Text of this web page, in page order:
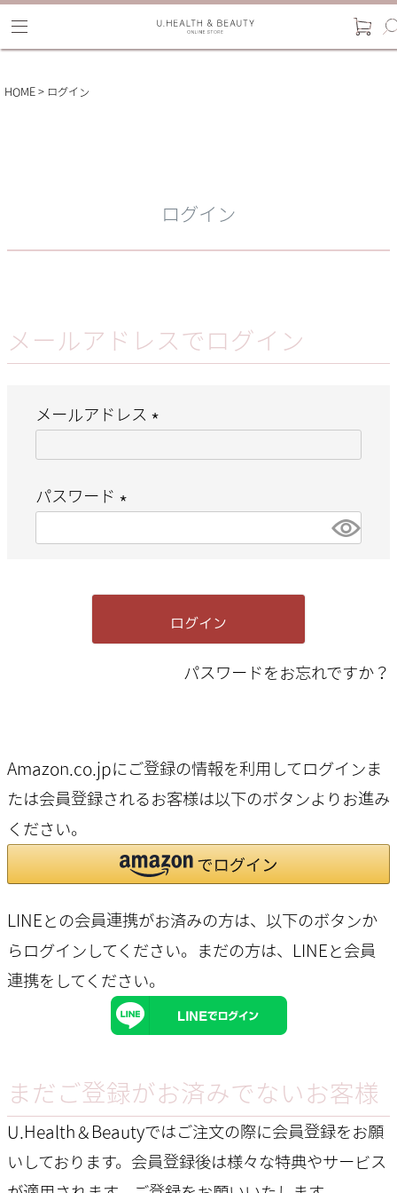
HOME ログイン
ログイン
メールアドレスでログイン
メールアドレス
須
)
パスワード
須
ログイン
パスワードをお忘れですか？
Amazon.co.jpにご登録の情報を利用してログインま
たは会員登録されるお客様は以下のボタンよりお進み
ください。
LINEとの会員連携がお済みの方は、以下のボタンか
らログインしてください。まだの方は、
LINEと会員
連携をしてください。
まだご登録がお済みでないお客様
U.Health＆Beautyではご注文の際に会員登録をお願
いしております。会員登録後は様々な特典やサービス